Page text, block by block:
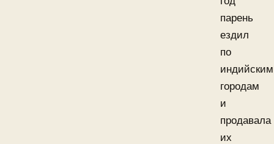
парень
ездил
по
индийским
городам
и
продавала
их